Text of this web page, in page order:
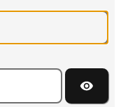
Visa